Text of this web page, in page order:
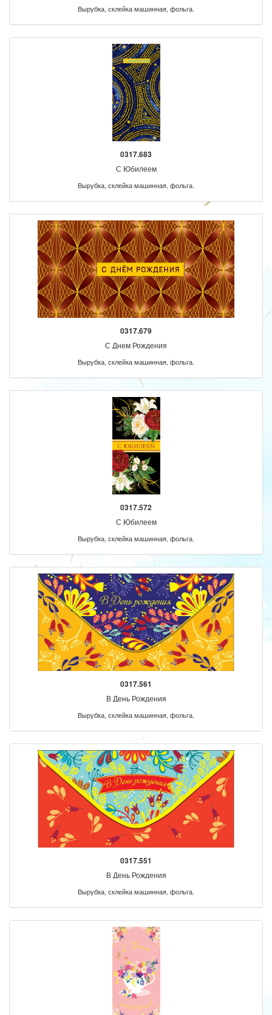
Вырубка, склейка машинная, фольга.
0317.683
С Юбилеем
Вырубка, склейка машинная, фольга.
0317.679
С Днем Рождения
Вырубка, склейка машинная, фольга.
0317.572
С Юбилеем
Вырубка, склейка машинная, фольга.
0317.561
В День Рождения
Вырубка, склейка машинная, фольга.
0317.551
В День Рождения
Вырубка, склейка машинная, фольга.